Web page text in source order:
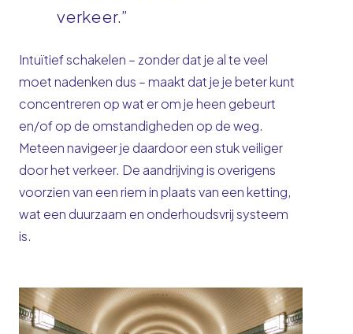
verkeer.”
Intuïtief schakelen – zonder dat je al te veel
moet nadenken dus – maakt dat je je beter kunt
concentreren op wat er om je heen gebeurt
en/of op de omstandigheden op de weg.
Meteen navigeer je daardoor een stuk veiliger
door het verkeer. De aandrijving is overigens
voorzien van een riem in plaats van een ketting,
wat een duurzaam en onderhoudsvrij systeem
is.